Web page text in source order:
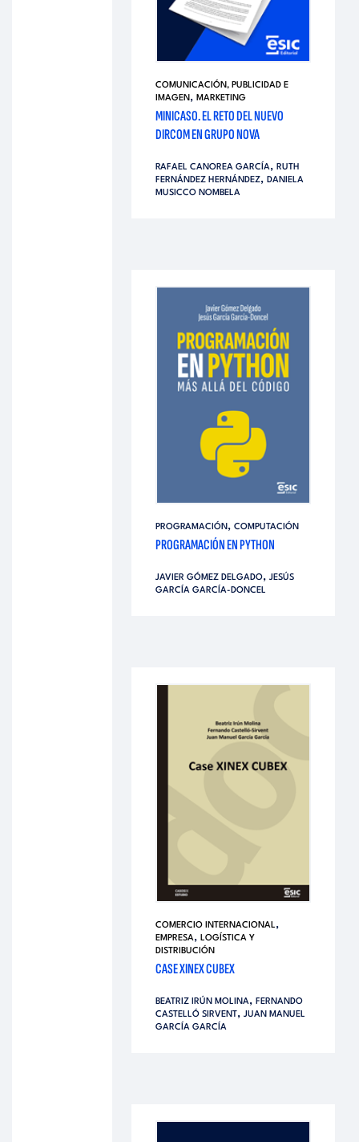
COMUNICACIÓN, PUBLICIDAD E
IMAGEN, MARKETING
MINICASO. EL RETO DEL NUEVO
DIRCOM EN GRUPO NOVA
RAFAEL CANOREA GARCÍA, RUTH
FERNÁNDEZ HERNÁNDEZ, DANIELA
MUSICCO NOMBELA
PROGRAMACIÓN, COMPUTACIÓN
PROGRAMACIÓN EN PYTHON
JAVIER GÓMEZ DELGADO, JESÚS
GARCÍA GARCÍA-DONCEL
COMERCIO INTERNACIONAL,
EMPRESA, LOGÍSTICA Y
DISTRIBUCIÓN
CASE XINEX CUBEX
BEATRIZ IRÚN MOLINA, FERNANDO
CASTELLÓ SIRVENT, JUAN MANUEL
GARCÍA GARCÍA